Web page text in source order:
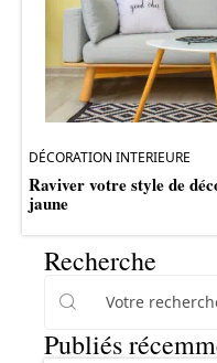
DÉCORATION INTERIEURE
Raviver votre style de
jaune
Recherche
Publiés